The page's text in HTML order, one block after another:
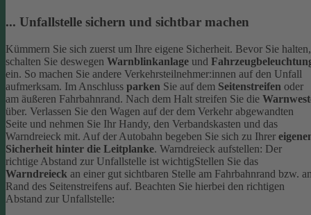
... Unfallstelle sichern und sichtbar machen
Kümmern Sie sich zuerst um Ihre eigene Sicherheit. Bevor Sie halten,
schalten Sie deswegen Warnblinkanlage und
ein. So machen Sie andere Verkehrsteilnehmer:innen auf den Unfall
aufmerksam. Im Anschluss parken Sie auf dem Seitenstreifen oder
am äußeren Fahrbahnrand. Nach dem Halt streifen Sie die
über. Verlassen Sie den Wagen auf der dem Verkehr abgewandten
Seite und nehmen Sie Ihr Handy, den Verbandskasten und das
Warndreieck mit. Auf der Autobahn begeben Sie sich zu Ihrer
Sicherheit hinter die Leitplanke. Warndreieck aufstellen: Der
richtige Abstand zur Unfallstelle ist wichtigStellen Sie das
Warndreieck an einer gut sichtbaren Stelle am Fahrbahnrand bzw.
Rand des Seitenstreifens auf. Beachten Sie hierbei den richtigen
Abstand zur Unfallstelle: